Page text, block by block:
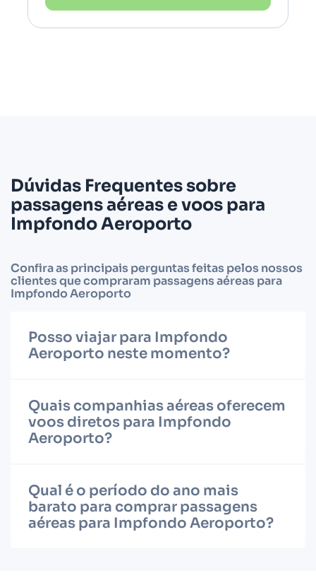
Dúvidas Frequentes sobre
passagens aéreas e voos para
Impfondo Aeroporto
Confira as principais perguntas feitas pelos nossos
clientes que compraram passagens aéreas para
Impfondo Aeroporto
Posso viajar para Impfondo
Aeroporto neste momento?
Quais companhias aéreas oferecem
voos diretos para Impfondo
Aeroporto?
Qual é o período do ano mais
barato para comprar passagens
aéreas para Impfondo Aeroporto?